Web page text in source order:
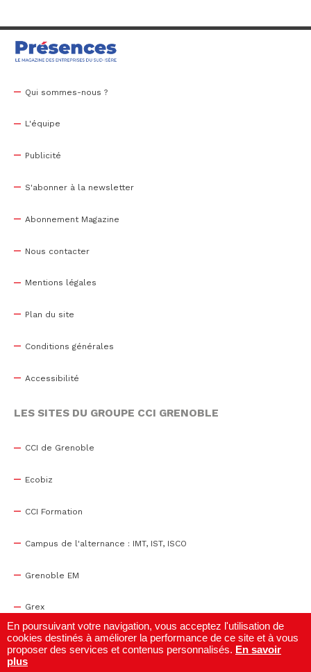
Qui sommes-nous ?
L'équipe
Publicité
S'abonner à la newsletter
Abonnement Magazine
Nous contacter
Mentions légales
Plan du site
Conditions générales
Accessibilité
LES SITES DU GROUPE CCI GRENOBLE
CCI de Grenoble
Ecobiz
CCI Formation
Campus de l'alternance : IMT, IST, ISCO
Grenoble EM
Grex
WTC Grenoble
En poursuivant votre navigation, vous acceptez l'utilisation de
cookies destinés à améliorer la performance de ce site et à vous
proposer des services et contenus personnalisés. En savoir
plus